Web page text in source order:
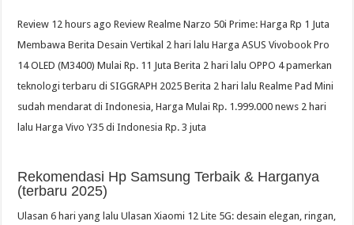
Review 12 hours ago Review Realme Narzo 50i Prime: Harga Rp 1 Juta
Membawa Berita Desain Vertikal 2 hari lalu Harga ASUS Vivobook Pro
14 OLED (M3400) Mulai Rp. 11 Juta Berita 2 hari lalu OPPO 4 pamerkan
teknologi terbaru di SIGGRAPH 2025 Berita 2 hari lalu Realme Pad Mini
sudah mendarat di Indonesia, Harga Mulai Rp. 1.999.000 news 2 hari
lalu Harga Vivo Y35 di Indonesia Rp. 3 juta
Rekomendasi Hp Samsung Terbaik & Harganya
(terbaru 2025)
Ulasan 6 hari yang lalu Ulasan Xiaomi 12 Lite 5G: desain elegan, ringan,